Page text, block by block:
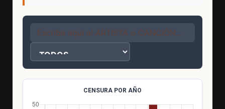
CENSURA POR AÑO